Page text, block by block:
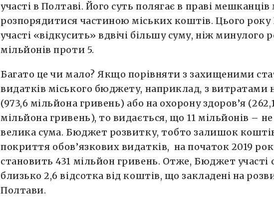
участі в Полтаві. Його суть полягає в праві мешканців
розпорядитися частиною міських коштів. Цього
участі «відкусить» вдвічі більшу суму, ніж минулого
мільйонів проти 5.
Багато це чи мало? Якщо порівняти з захищеними
видатків міського бюджету, наприклад, з витратами
(973,6 мільйона гривень) або на охорону здоров’я
мільйона гривень), то видається, що 11 мільйонів –
велика сума. Бюджет розвитку, тобто залишок
покриття обов’язкових видатків, на початок 2019
становить 431 мільйон гривень. Отже, Бюджет участі
близько 2,6 відсотка від коштів, що закладені на
Полтави.